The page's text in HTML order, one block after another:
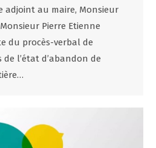
adjoint au maire, Monsieur
Monsieur Pierre Etienne
du procès-verbal de
l’état d’abandon de